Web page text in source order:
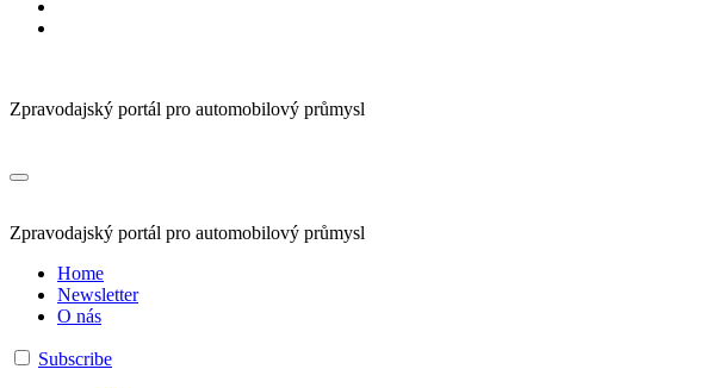
Zpravodajský portál pro automobilový průmysl
Zpravodajský portál pro automobilový průmysl
Home
Newsletter
O nás
Subscribe